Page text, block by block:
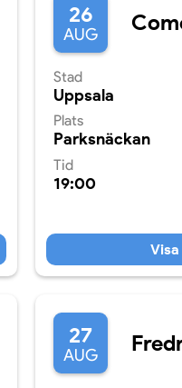
26
AUG
Stad
Uppsala
Plats
Parksnäckan
Tid
19:00
27
AUG